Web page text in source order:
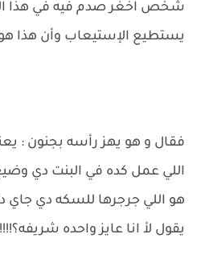
شخص اخغر صدم فيه في هذا
يستطيع الإستيعاب وأن هذا
فقال و هو يهز رأسه بجنون :
اللي عمل كده في البنت دي
هو اللي جرجرها للسكه دي جاي
يقول لأ انا عايز واحده شريفه؟!!!!